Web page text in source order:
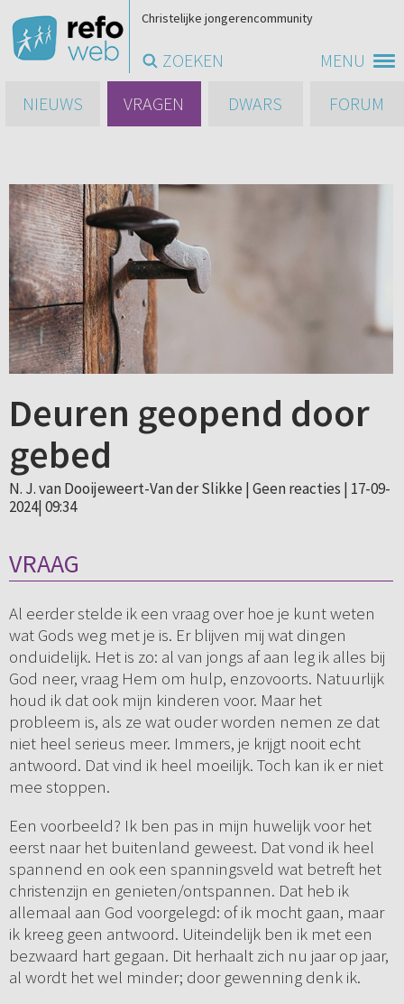
MENU
Christelijke jongerencommunity
ZOEKEN
NIEUWS
VRAGEN DWARS FORUM
Deuren geopend door
gebed
N. J. van Dooijeweert-Van der Slikke | Geen reacties | 17-09-
2024| 09:34
VRAAG
Al eerder stelde ik een vraag over hoe je kunt weten
wat Gods weg met je is. Er blijven mij wat dingen
onduidelijk. Het is zo: al van jongs af aan leg ik alles bij
God neer, vraag Hem om hulp, enzovoorts. Natuurlijk
houd ik dat ook mijn kinderen voor. Maar het
probleem is, als ze wat ouder worden nemen ze dat
niet heel serieus meer. Immers, je krijgt nooit echt
antwoord. Dat vind ik heel moeilijk. Toch kan ik er niet
mee stoppen.
Een voorbeeld? Ik ben pas in mijn huwelijk voor het
eerst naar het buitenland geweest. Dat vond ik heel
spannend en ook een spanningsveld wat betreft het
christenzijn en genieten/ontspannen. Dat heb ik
allemaal aan God voorgelegd: of ik mocht gaan, maar
ik kreeg geen antwoord. Uiteindelijk ben ik met een
bezwaard hart gegaan. Dit herhaalt zich nu jaar op jaar,
al wordt het wel minder; door gewenning denk ik.